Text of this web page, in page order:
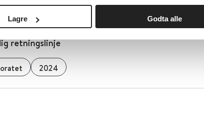
Lagre Godta alle
rehabilitering (LAR) ved
retningslinje
2024